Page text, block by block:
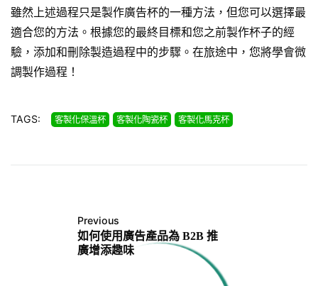
雖然上述過程只是製作廣告杯的一種方法，但您可以選擇最
適合您的方法。根據您的最終目標和您之前製作杯子的經
驗，添加和刪除製造過程中的步驟。在旅途中，您將學會微
調製作過程！
TAGS: 客製化保溫杯 客製化陶瓷杯 客製化馬克杯
Previous
如何使用廣告產品為 B2B 推
廣增添趣味